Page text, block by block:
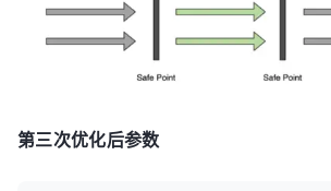
第三次优化后参数